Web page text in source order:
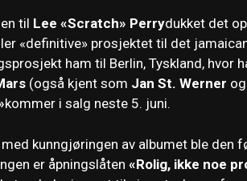
til Lee «Scratch» Perrydukket det
«definitive» prosjektet til det
ham til Berlin, Tyskland, hvor
(også kjent som Jan St. Werner og
kommer i salg neste 5. juni.
kunngjøringen av albumet ble den
er åpningslåten «Rolig, ikke noe